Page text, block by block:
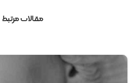
مقالات مرتبط